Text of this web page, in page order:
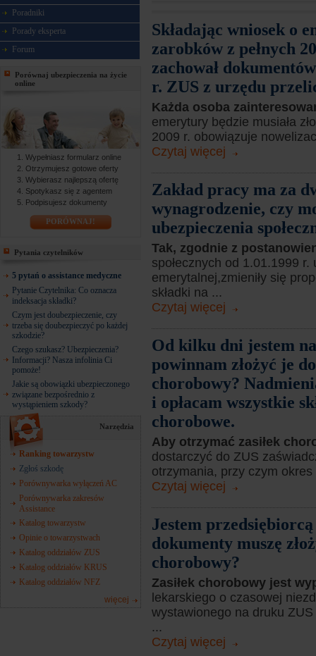
Poradniki
Porady eksperta
Forum
Porównaj ubezpieczenia na życie
online
Wypełniasz formularz online
Otrzymujesz gotowe oferty
Wybierasz najlepszą ofertę
Spotykasz się z agentem
Podpisujesz dokumenty
PORÓWNAJ!
Pytania czytelników
5 pytań o assistance medyczne
Pytanie Czytelnika: Co oznacza
indeksacja składki?
Czym jest doubezpieczenie, czy
trzeba się doubezpieczyć po każdej
szkodzie?
Czego szukasz? Ubezpieczenia?
Informacji? Nasza infolinia Ci
pomoże!
Jakie są obowiązki ubezpieczonego
związane bezpośrednio z
wystąpieniem szkody?
Narzędzia
Ranking towarzystw
Zgłoś szkodę
Porównywarka wyłączeń AC
Porównywarka zakresów
Assistance
Katalog towarzystw
Opinie o towarzystwach
Katalog oddziałów ZUS
Katalog oddziałów KRUS
Katalog oddziałów NFZ
więcej
Składając wniosek o
zarobków z pełnych
zachował
r. ZUS z urzędu
Każda osoba
emerytury będzie musiała
2009 r. obowiązuje
Czytaj więcej
Zakład pracy ma za
wynagrodzenie, czy
ubezpieczenia
Tak, zgodnie z
społecznych od 1.01.1999 r.
emerytalnej,zmieniły się
składki na ...
Czytaj więcej
Od kilku dni jestem
powinnam złożyć je
chorobowy?
i opłacam wszystkie
chorobowe.
Aby otrzymać zasiłek
dostarczyć do ZUS
otrzymania, przy czym okres
Czytaj więcej
Jestem
dokumenty muszę
chorobowy?
Zasiłek chorobowy jest
lekarskiego o czasowej
wystawionego na druku
...
Czytaj więcej